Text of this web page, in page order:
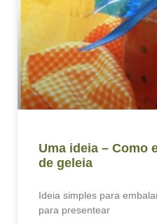
Uma ideia – Como
de geleia
Ideia simples para
para presentear